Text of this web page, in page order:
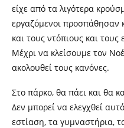
είχε από τα λιγότερα
εργαζόμενοι προσπάθησαν
και τους ντόπιους και
Μέχρι να κλείσουμε τον
ακολουθεί τους κανόνες.
Στο πάρκο, θα πάει και θα
Δεν μπορεί να ελεγχθεί
εστίαση, τα γυμναστήρια,